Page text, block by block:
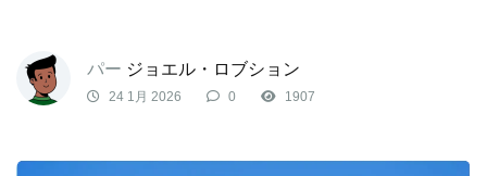
パー ジョエル・ロブション
24 1月 2026 0 1907